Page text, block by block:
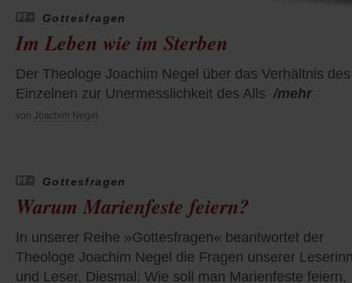
Gottesfragen
Im Leben wie im Sterben
Der Theologe Joachim Negel über das Verhältnis des
Einzelnen zur Unermesslichkeit des Alls /mehr
von Joachim Negel
Gottesfragen
Warum Marienfeste feiern?
In unserer Reihe »Gottesfragen« beantwortet der
Theologe Joachim Negel die Fragen unserer
und Leser. Diesmal: Wie soll man Marienfeste feiern,